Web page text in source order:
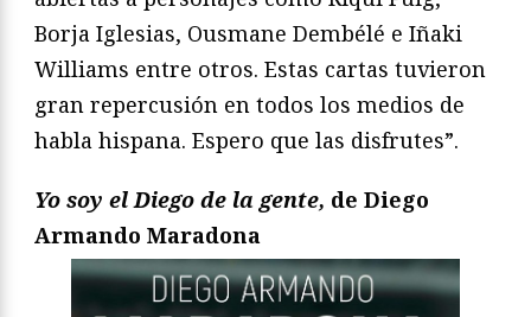
Borja Iglesias, Ousmane Dembélé e Iñaki
Williams entre otros. Estas cartas tuvieron
gran repercusión en todos los medios de
habla hispana. Espero que las disfrutes”.
Yo soy el Diego de la gente, de Diego
Armando Maradona